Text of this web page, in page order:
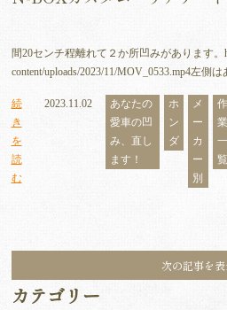
間20センチ程離れて２か所凹みがあります。
content/uploads/2023/11/MOV_0533.mp4左側
続
き
を
読
む
2023.11.02
あなたの
愛車の凹
み、直し
ます！
ホ
ン
ダ
メ
ー
カ
ー
別
作
業
一
覧
次の記事を
カテゴリー